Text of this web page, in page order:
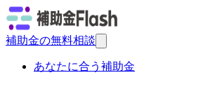
補助金の無料相談
あなたに合う補助金